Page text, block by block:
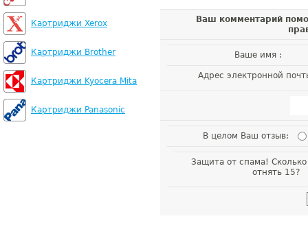
Картриджи Xerox
Картриджи Brother
Картриджи Kyocera Mita
Картриджи Panasonic
Ваш комментарий
Ваше имя :
Адрес электронной
В целом Ваш отзыв:
Защита от спама!
отнять 15?